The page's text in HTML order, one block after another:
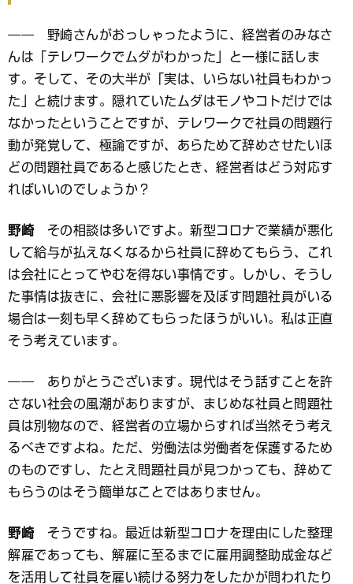
―― 野崎さんがおっしゃったように、経営者のみなさ
んは「テレワークでムダがわかった」と一様に話しま
す。そして、その大半が「実は、いらない社員もわかっ
た」と続けます。隠れていたムダはモノやコトだけでは
なかったということですが、テレワークで社員の問題行
動が発覚して、極論ですが、あらためて辞めさせたいほ
どの問題社員であると感じたとき、経営者はどう対応す
ればいいのでしょうか？
野崎 その相談は多いですよ。新型コロナで業績が悪化
して給与が払えなくなるから社員に辞めてもらう、これ
は会社にとってやむを得ない事情です。しかし、そうし
た事情は抜きに、会社に悪影響を及ぼす問題社員がいる
場合は一刻も早く辞めてもらったほうがいい。私は正直
そう考えています。
―― ありがとうございます。現代はそう話すことを許
さない社会の風潮がありますが、まじめな社員と問題社
員は別物なので、経営者の立場からすれば当然そう考え
るべきですよね。ただ、労働法は労働者を保護するため
のものですし、たとえ問題社員が見つかっても、辞めて
もらうのはそう簡単なことではありません。
野崎 そうですね。最近は新型コロナを理由にした整理
解雇であっても、解雇に至るまでに雇用調整助成金など
を活用して社員を雇い続ける努力をしたかが問われたり